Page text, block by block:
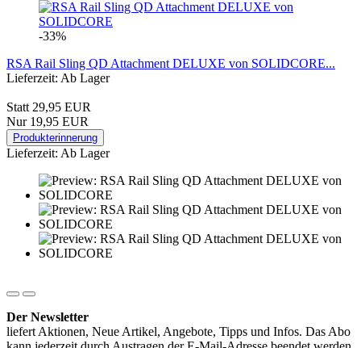
-33%
RSA Rail Sling QD Attachment DELUXE von SOLIDCORE...
Lieferzeit: Ab Lager
Statt 29,95 EUR
Nur 19,95 EUR
Produkterinnerung
Lieferzeit: Ab Lager
Der Newsletter
liefert Aktionen, Neue Artikel, Angebote, Tipps und Infos. Das Abo